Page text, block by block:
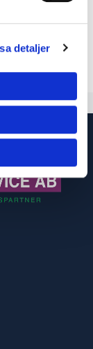
detaljer
roloc
20